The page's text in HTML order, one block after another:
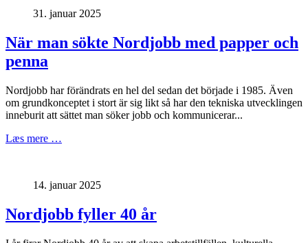
31. januar 2025
När man sökte Nordjobb med papper och
penna
Nordjobb har förändrats en hel del sedan det började i 1985. Även
om grundkonceptet i stort är sig likt så har den tekniska utvecklingen
inneburit att sättet man söker jobb och kommunicerar...
Læs mere …
14. januar 2025
Nordjobb fyller 40 år